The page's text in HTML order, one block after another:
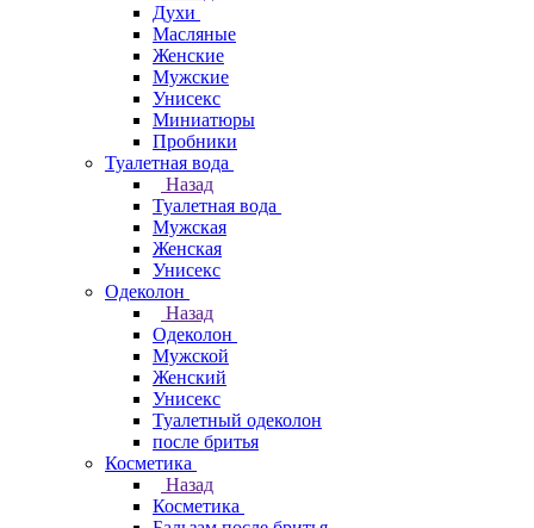
Духи
Масляные
Женские
Мужские
Унисекс
Миниатюры
Пробники
Туалетная вода
Назад
Туалетная вода
Мужская
Женская
Унисекс
Одеколон
Назад
Одеколон
Мужской
Женский
Унисекс
Туалетный одеколон
после бритья
Косметика
Назад
Косметика